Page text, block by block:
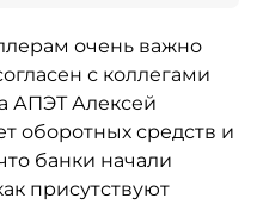
очень важно
с коллегами
АПЭТ Алексей
оборотных средств и
банки начали
присутствуют